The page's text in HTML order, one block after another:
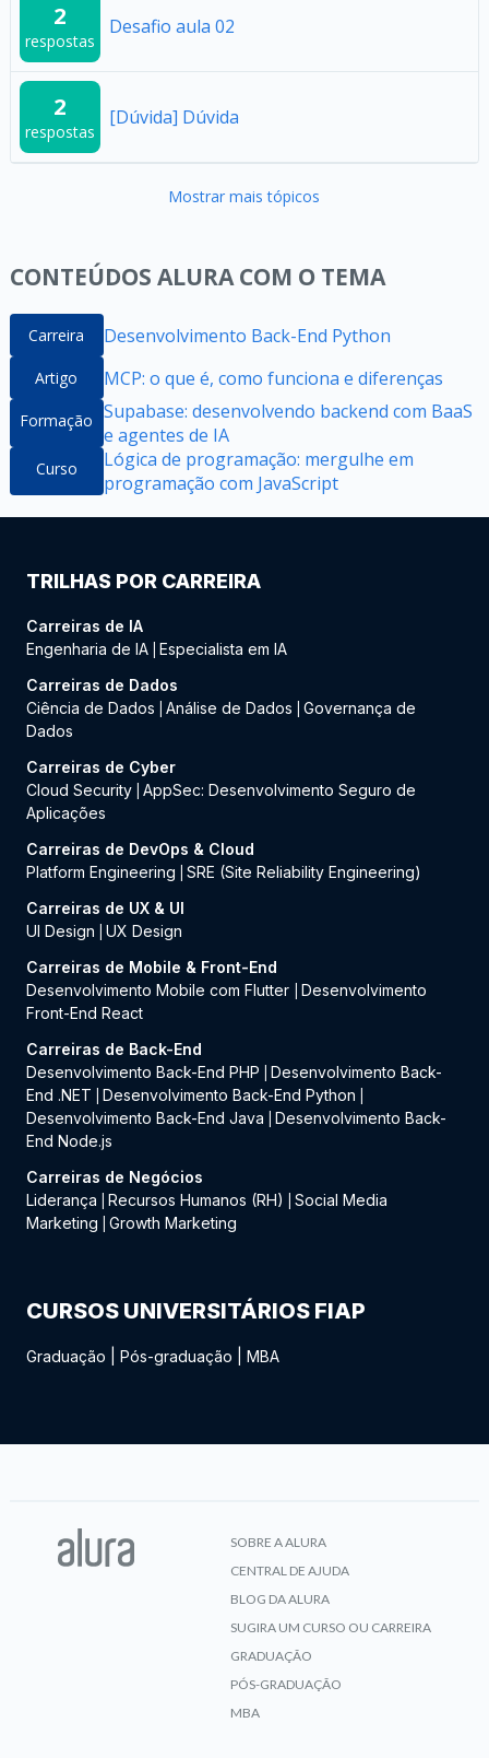
2
respostas
Desafio aula 02
2
respostas
[Dúvida] Dúvida
Mostrar mais tópicos
CONTEÚDOS ALURA COM O TEMA
Carreira Desenvolvimento Back-End Python
Artigo MCP: o que é, como funciona e diferenças
Formação Supabase: desenvolvendo backend com BaaS
e agentes de IA
Curso
Lógica de programação: mergulhe em
programação com JavaScript
TRILHAS POR CARREIRA
Carreiras de IA
Engenharia de IA Especialista em IA
Carreiras de Dados
Ciência de Dados
Análise de Dados
Governança de
Dados
Carreiras de Cyber
Cloud Security AppSec: Desenvolvimento Seguro de
Aplicações
Carreiras de DevOps & Cloud
Platform Engineering
SRE (Site Reliability Engineering)
Carreiras de UX & UI
UI Design
UX Design
Carreiras de Mobile & Front-End
Desenvolvimento Mobile com Flutter
Desenvolvimento
Front-End React
Carreiras de Back-End
Desenvolvimento Back-End PHP
Desenvolvimento Back-
End .NET
Desenvolvimento Back-End Python
Desenvolvimento Back-End Java
Desenvolvimento Back-
End Node.js
Carreiras de Negócios
Liderança
Recursos Humanos (RH)
Social Media
Marketing
Growth Marketing
CURSOS UNIVERSITÁRIOS FIAP
Graduação Pós-graduação MBA
SOBRE A ALURA
CENTRAL DE AJUDA
BLOG DA ALURA
SUGIRA UM CURSO OU CARREIRA
GRADUAÇÃO
PÓS-GRADUAÇÃO
MBA